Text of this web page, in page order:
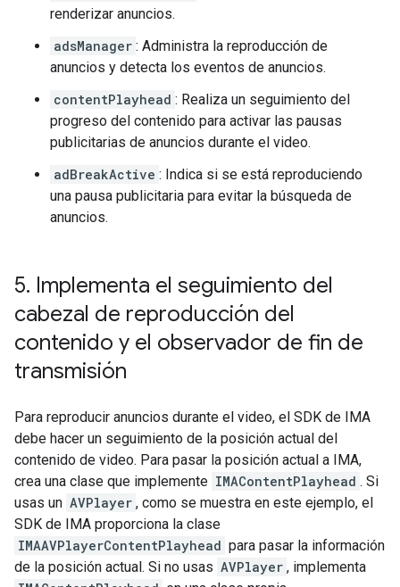
renderizar anuncios.
adsManager : Administra la reproducción de
anuncios y detecta los eventos de anuncios.
contentPlayhead : Realiza un seguimiento del
progreso del contenido para activar las pausas
publicitarias de anuncios durante el video.
adBreakActive : Indica si se está reproduciendo
una pausa publicitaria para evitar la búsqueda de
anuncios.
5. Implementa el seguimiento del
cabezal de reproducción del
contenido y el observador de fin de
transmisión
Para reproducir anuncios durante el video, el SDK de IMA
debe hacer un seguimiento de la posición actual del
contenido de video. Para pasar la posición actual a IMA,
crea una clase que implemente IMAContentPlayhead . Si
usas un AVPlayer , como se muestra en este ejemplo, el
SDK de IMA proporciona la clase
IMAAVPlayerContentPlayhead para pasar la información
de la posición actual. Si no usas AVPlayer , implementa